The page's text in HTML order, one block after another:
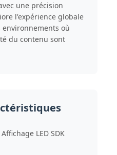
une précision
l'expérience globale
où
du contenu sont
LED SDK